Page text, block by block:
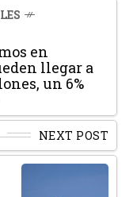
en
llegar a
un 6%
NEXT POST